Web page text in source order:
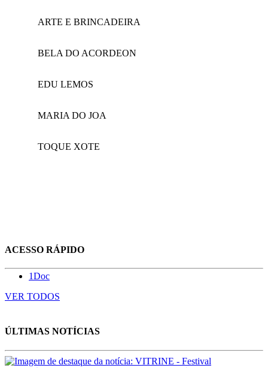
ARTE E BRINCADEIRA
BELA DO ACORDEON
EDU LEMOS
MARIA DO JOA
TOQUE XOTE
ACESSO RÁPIDO
1Doc
VER TODOS
ÚLTIMAS NOTÍCIAS